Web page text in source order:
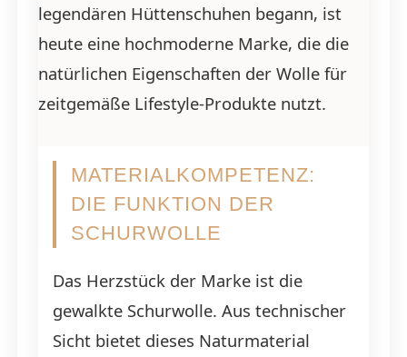
legendären Hüttenschuhen begann, ist
heute eine hochmoderne Marke, die die
natürlichen Eigenschaften der Wolle für
zeitgemäße Lifestyle-Produkte nutzt.
MATERIALKOMPETENZ:
DIE FUNKTION DER
SCHURWOLLE
Das Herzstück der Marke ist die
gewalkte Schurwolle. Aus technischer
Sicht bietet dieses Naturmaterial